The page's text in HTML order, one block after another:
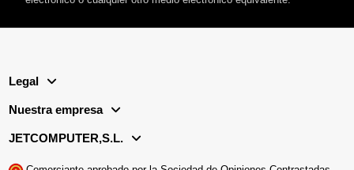
Legal
Nuestra empresa
JETCOMPUTER,S.L.